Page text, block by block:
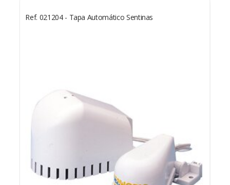
Ref. 021204 - Tapa Automático Sentinas